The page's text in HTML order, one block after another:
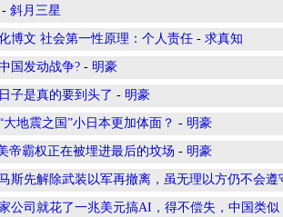
- 斜月三星
博文 社会第一性原理：个人责任 - 求真知
国发动战争? - 明豪
子是真的要到头了 - 明豪
地震之国”小日本更加体面？ - 明豪
帝霸权正在被埋进最后的坟场 - 明豪
斯先解除武装以军再撤离，虽无理以方仍不会遵
公司就花了一兆美元搞AI，得不偿失，中国类似